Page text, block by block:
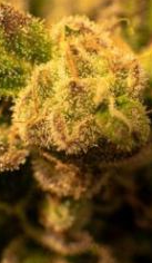
kompletnym
może zgodzić
chodzi o skręcanie
szanujący się
[…]